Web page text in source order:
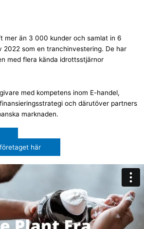
mer än 3 000 kunder och samlat in 6
2022 som en tranchinvestering. De har
med flera kända idrottsstjärnor
med kompetens inom E-handel,
och därutöver partners
marknaden.
här